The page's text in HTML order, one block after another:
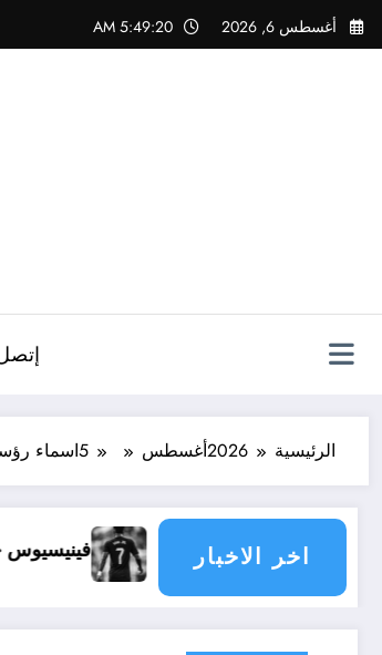
التجاوز
إلى
أغسطس 6, 2026 5:49:21 AM
الرئيسية 2026أغسطس 5اسماء
اخر الاخبار
فينيسيوس جونيور باق في ريال مدريد